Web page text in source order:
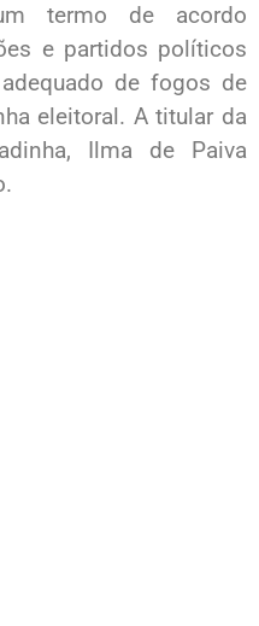
termo de acordo
e partidos políticos
de fogos de
eleitoral. A titular da
Ilma de Paiva